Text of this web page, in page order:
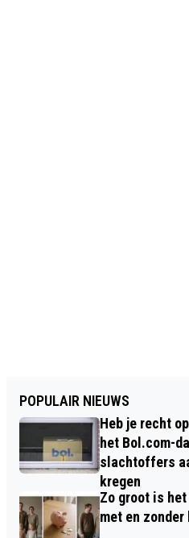
POPULAIR NIEUWS
Heb je recht
het Bol.com-
slachtoffers
kregen
Zo groot is
met en zonder